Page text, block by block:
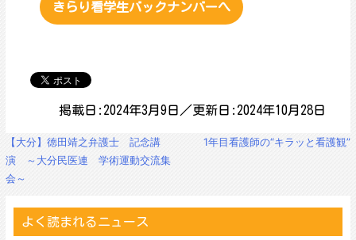
きらり看学生バックナンバーへ
掲載日:2024年3月9日／更新日:2024年10月28日
投
稿
ビ
【大分】徳田靖之弁護士 記念講
演 ～大分民医連 学術運動交流集
会～
1年目看護師の“キラッと看護観”
よく読まれるニュース